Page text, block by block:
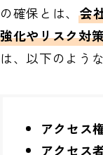
の確保とは、 会
強化やリスク対
は、以下のよう
アクセス
アクセス